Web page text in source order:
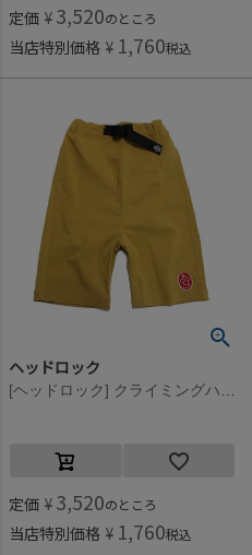
定価 ¥ 3,520のところ
当店特別価格 ¥ 1,760税込
ヘッドロック
定価 ¥ 3,520のところ
当店特別価格 ¥ 1,760税込